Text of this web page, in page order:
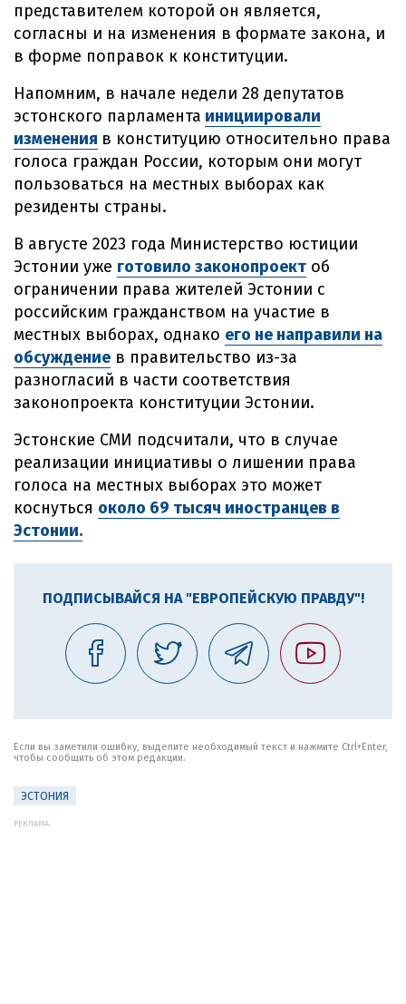
представителем которой он является,
согласны и на изменения в формате закона, и
в форме поправок к конституции.
Напомним, в начале недели 28 депутатов
эстонского парламента инициировали
изменения в конституцию относительно права
голоса граждан России, которым они могут
пользоваться на местных выборах как
резиденты страны.
В августе 2023 года Министерство юстиции
Эстонии уже готовило законопроект об
ограничении права жителей Эстонии с
российским гражданством на участие в
местных выборах, однако его не направили на
обсуждение в правительство из-за
разногласий в части соответствия
законопроекта конституции Эстонии.
Эстонские СМИ подсчитали, что в случае
реализации инициативы о лишении права
голоса на местных выборах это может
коснуться около 69 тысяч иностранцев в
Эстонии.
ПОДПИСЫВАЙСЯ НА "ЕВРОПЕЙСКУЮ ПРАВДУ"!
Если вы заметили ошибку, выделите необходимый текст и нажмите Ctrl+Enter,
чтобы сообщить об этом редакции.
ЭСТОНИЯ
РЕКЛАМА: